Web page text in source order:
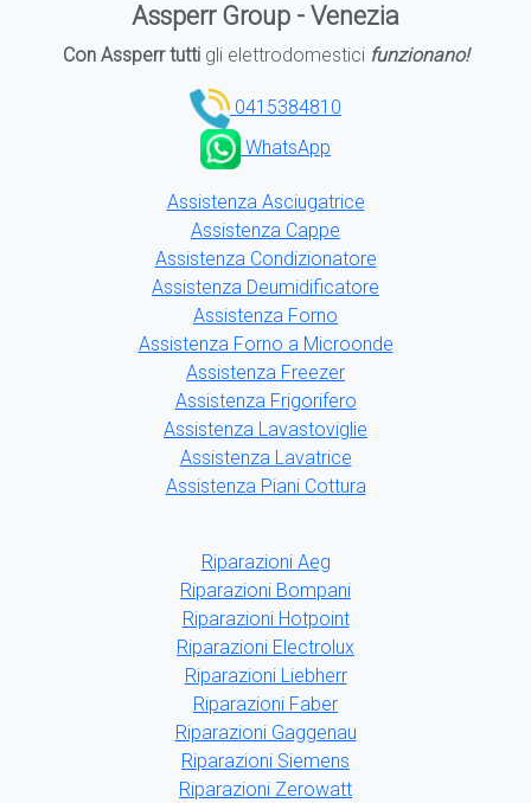
Assperr Group - Venezia
Con Assperr tuttigli elettrodomestici funzionano!
0415384810
WhatsApp
Assistenza Asciugatrice
Assistenza Cappe
Assistenza Condizionatore
Assistenza Deumidificatore
Assistenza Forno
Assistenza Forno a Microonde
Assistenza Freezer
Assistenza Frigorifero
Assistenza Lavastoviglie
Assistenza Lavatrice
Assistenza Piani Cottura
Riparazioni Aeg
Riparazioni Bompani
Riparazioni Hotpoint
Riparazioni Electrolux
Riparazioni Liebherr
Riparazioni Faber
Riparazioni Gaggenau
Riparazioni Siemens
Riparazioni Zerowatt